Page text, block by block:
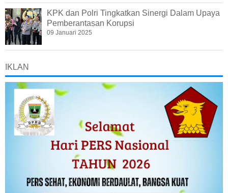
KPK dan Polri Tingkatkan Sinergi Dalam Upaya
Pemberantasan Korupsi
09 Januari 2025
IKLAN